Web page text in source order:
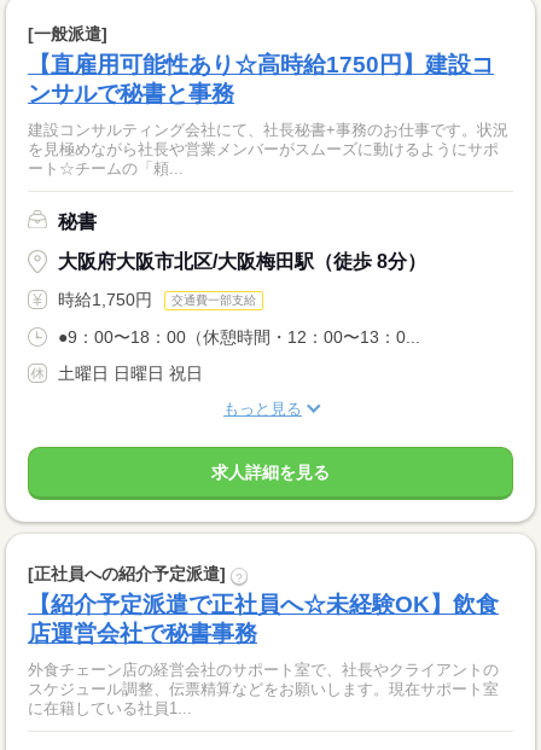
[一般派遣]
【直雇用可能性あり☆高時給1750円】建設コ
ンサルで秘書と事務
建設コンサルティング会社にて、社長秘書+事務のお仕事です。状況
を見極めながら社長や営業メンバーがスムーズに動けるようにサポ
ート☆チームの「頼...
秘書
大阪府大阪市北区/大阪梅田駅（徒歩 8分）
時給1,750円 交通費一部支給
●9：00〜18：00（休憩時間・12：00〜13：0...
土曜日 日曜日 祝日
もっと見る
求人詳細を見る
[正社員への紹介予定派遣] ?
【紹介予定派遣で正社員へ☆未経験OK】飲食
店運営会社で秘書事務
外食チェーン店の経営会社のサポート室で、社長やクライアントの
スケジュール調整、伝票精算などをお願いします。現在サポート室
に在籍している社員1...